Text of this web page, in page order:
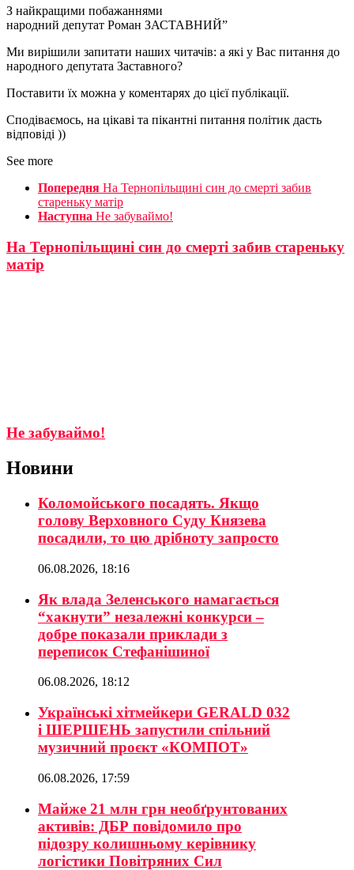
З найкращими побажаннями
народний депутат Роман ЗАСТАВНИЙ”
Ми вирішили запитати наших читачів: а які у Вас питання до
народного депутата Заставного?
Поставити їх можна у коментарях до цієї публікації.
Сподіваємось, на цікаві та пікантні питання політик дасть
відповіді ))
See more
Попередня На Тернопільщині син до смерті забив
стареньку матір
Наступна Не забуваймо!
На Тернопільщині син до смерті забив стареньку
матір
Не забуваймо!
Новини
Коломойського посадять. Якщо
голову Верховного Суду Князева
посадили, то цю дрібноту запросто
06.08.2026, 18:16
Як влада Зеленського намагається
“хакнути” незалежні конкурси –
добре показали приклади з
переписок Стефанішиної
06.08.2026, 18:12
Українські хітмейкери GERALD 032
і ШЕРШЕНЬ запустили спільний
музичний проєкт «КОМПОТ»
06.08.2026, 17:59
Майже 21 млн грн необґрунтованих
активів: ДБР повідомило про
підозру колишньому керівнику
логістики Повітряних Сил